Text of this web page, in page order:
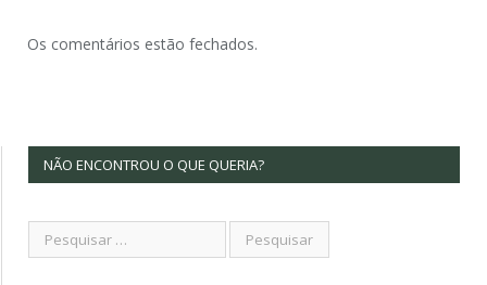
Os comentários estão fechados.
NÃO ENCONTROU O QUE QUERIA?